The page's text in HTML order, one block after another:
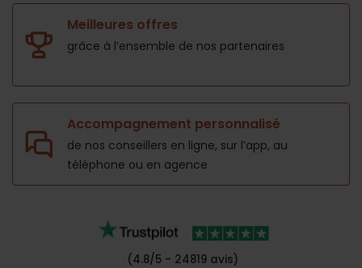
Meilleures offres
grâce à l’ensemble de nos partenaires
Accompagnement personnalisé
de nos conseillers en ligne, sur l’app, au
téléphone ou en agence
(4.8/5 - 24819 avis)